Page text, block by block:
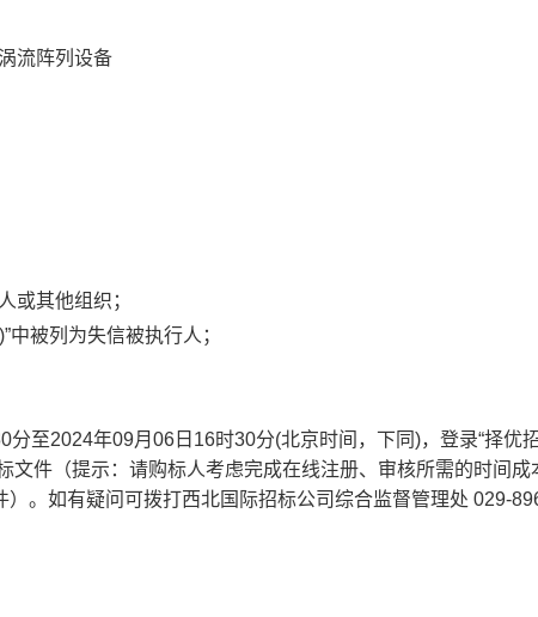
涡流阵列设备
或其他组织；
被列为失信被执行人；
分至2024年09月 06 日 16时30分(北京时间，下同)，登录“择优
文件 （提示：请购标人考虑完成在线注册、审核所需的时间成
。如有疑问可拨打西北国际招标公司综合监督管理处 029-